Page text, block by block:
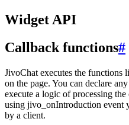
Widget API
Callback functions#
JivoChat executes the functions
on the page. You can declare
execute a logic of processing
using jivo_onIntroduction event
by a client.